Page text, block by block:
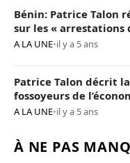
Bénin: Patrice Talon
sur les « arrestations
A LA UNE•il y a 5 ans
Patrice Talon décrit
fossoyeurs de
A LA UNE•il y a 5 ans
À NE PAS